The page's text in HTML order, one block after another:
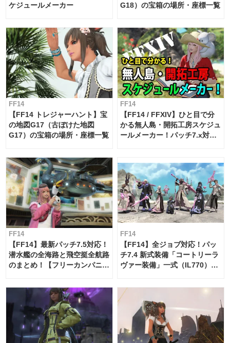
ケジュールメーカー
G18）の宝箱の場所・座標一覧
FF14
【FF14 トレジャーハント】宝
の地図G17（古ぼけた地図
G17）の宝箱の場所・座標一覧
FF14
【FF14 / FFXIV】ひと目で分
かる無人島・開拓工房スケジュ
ールメーカー！パッチ7.x対応
FF14
【FF14】最新パッチ7.5対応！
潜水艦の全海路と飛空挺全航路
のまとめ！【フリーカンパニ
FF14
【FF14】全ジョブ対応！パッ
チ7.4 新式装備「コートリーラ
ヴァー装備」一式（IL770）の